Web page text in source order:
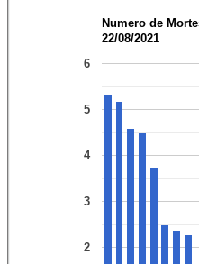
Numero de
22/08/2021
2
3
4
5
6